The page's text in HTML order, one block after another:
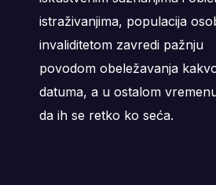
istraživanjima, populacija
invaliditetom zavredi pažnju
povodom obeležavanja
datuma, a u ostalom
da ih se retko ko seća.